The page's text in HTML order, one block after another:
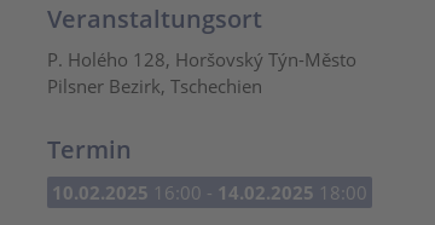
Veranstaltungsort
P. Holého 128, Horšovský Týn-Město
Pilsner Bezirk, Tschechien
Termin
10.02.2025 16:00 - 14.02.2025 18:00